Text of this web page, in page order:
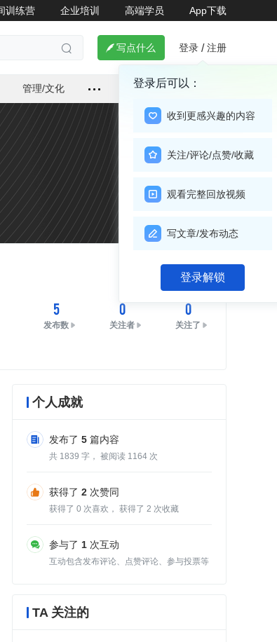
训练营 企业培训 高端学员 App下载
  写点什么 登录 / 注册
登录后可以：
收到更感兴趣的内容
关注/评论/点赞/收藏
观看完整回放视频
写文章/发布动态
登录解锁
管理/文化
关注
5
发布数
0
关注者
0
关注了
个人成就
发布了 5 篇内容
共 1839 字， 被阅读 1164 次
获得了 2 次赞同
获得了 0 次喜欢， 获得了 2 次收藏
参与了 1 次互动
互动包含发布评论、点赞评论、参与投票等
TA 关注的